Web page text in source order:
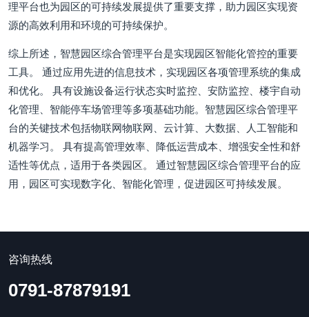
理平台也为园区的可持续发展提供了重要支撑，助力园区实现资
源的高效利用和环境的可持续保护。
综上所述，智慧园区综合管理平台是实现园区智能化管控的重要
工具。 通过应用先进的信息技术，实现园区各项管理系统的集成
和优化。 具有设施设备运行状态实时监控、安防监控、楼宇自动
化管理、智能停车场管理等多项基础功能。智慧园区综合管理平
台的关键技术包括物联网物联网、云计算、大数据、人工智能和
机器学习。 具有提高管理效率、降低运营成本、增强安全性和舒
适性等优点，适用于各类园区。 通过智慧园区综合管理平台的应
用，园区可实现数字化、智能化管理，促进园区可持续发展。
咨询热线
0791-87879191